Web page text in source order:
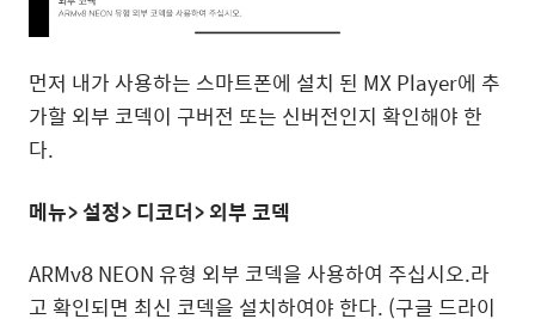
먼저 내가 사용하는 스마트폰에 설치 된 MX Player에 추
가할 외부 코덱이 구버전 또는 신버전인지 확인해야 한
다.
메뉴> 설정> 디코더> 외부 코덱
ARMv8 NEON 유형 외부 코덱을 사용하여 주십시오.라
고 확인되면 최신 코덱을 설치하여야 한다. (구글 드라이